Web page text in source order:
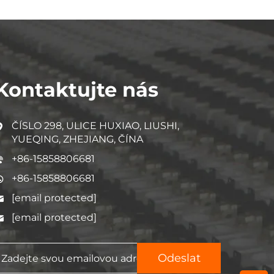
nás
ČÍSLO 298, ULICE HUXIAO, LIUSHI,
YUEQING, ZHEJIANG, ČÍNA
+86-15858806681
+86-15858806681
[email protected]
[email protected]
Odeslat